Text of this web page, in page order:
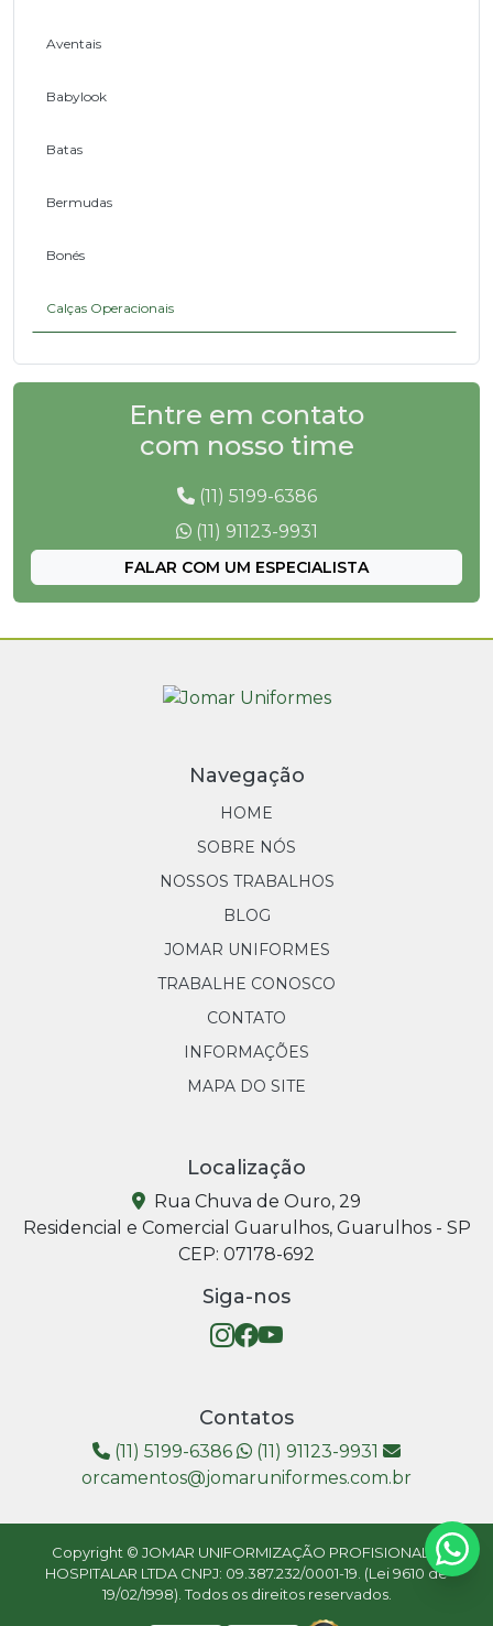
Aventais
Babylook
Batas
Bermudas
Bonés
Calças Operacionais
Camisas em Brim
Camisetas Operacionais
Jalecos Operacionais
Entre em contato
com nosso time
(11) 5199-6386
(11) 91123-9931
FALAR COM UM ESPECIALISTA
Navegação
HOME
SOBRE NÓS
NOSSOS TRABALHOS
BLOG
JOMAR UNIFORMES
TRABALHE CONOSCO
CONTATO
INFORMAÇÕES
MAPA DO SITE
Localização
Rua Chuva de Ouro, 29
Residencial e Comercial Guarulhos, Guarulhos - SP
CEP: 07178-692
Siga-nos
Contatos
(11) 5199-6386
(11) 91123-9931
orcamentos@jomaruniformes.com.br
Copyright © JOMAR UNIFORMIZAÇÃO PROFISIONAL E
HOSPITALAR LTDA CNPJ: 09.387.232/0001-19. (Lei 9610 de
19/02/1998). Todos os direitos reservados.